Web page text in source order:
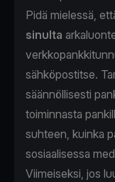
Pidä mielessä,
sinulta
sähköpostitse.
säännöllisesti
toiminnasta
suhteen, kuinka
sosiaalisessa
Viimeiseksi, jos